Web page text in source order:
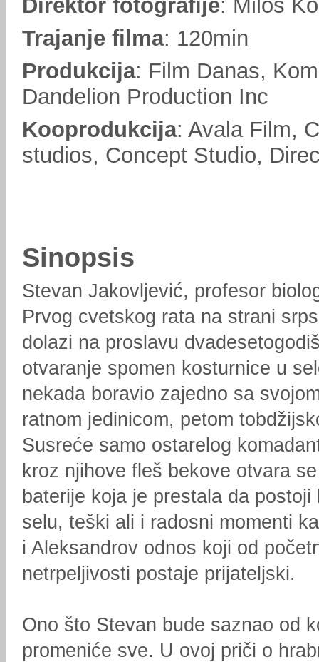
Direktor fotografije: Miloš
Trajanje filma: 120min
Produkcija: Film Danas,
Dandelion Production Inc
Kooprodukcija: Avala Film,
studios, Concept Studio,
Sinopsis
Stevan Jakovljević, profesor
Prvog cvetskog rata na strani
dolazi na proslavu
otvaranje spomen kosturnice u
nekada boravio zajedno sa
ratnom jedinicom, petom
Susreće samo ostarelog
kroz njihove fleš bekove otvara
baterije koja je prestala da postoji
selu, teški ali i radosni momenti
i Aleksandrov odnos koji od
netrpeljivosti postaje prijateljski.
Ono što Stevan bude saznao od
promeniće sve. U ovoj priči o